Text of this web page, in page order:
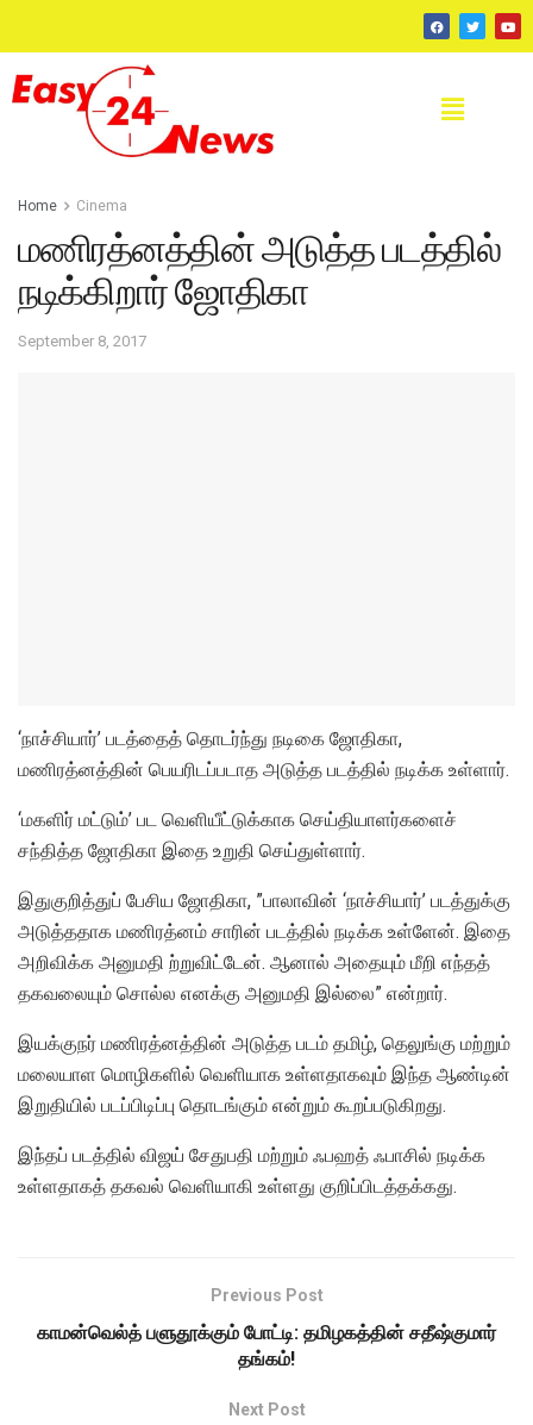
Home Cinema
மணிரத்னத்தின் அடுத்த படத்தில்
நடிக்கிறார் ஜோதிகா
September 8, 2017
‘நாச்சியார்’ படத்தைத் தொடர்ந்து நடிகை ஜோதிகா,
மணிரத்னத்தின் பெயரிடப்படாத அடுத்த படத்தில் நடிக்க உள்ளார்.
‘மகளிர் மட்டும்’ பட வெளியீட்டுக்காக செய்தியாளர்களைச்
சந்தித்த ஜோதிகா இதை உறுதி செய்துள்ளார்.
இதுகுறித்துப் பேசிய ஜோதிகா, ”பாலாவின் ‘நாச்சியார்’ படத்துக்கு
அடுத்ததாக மணிரத்னம் சாரின் படத்தில் நடிக்க உள்ளேன். இதை
அறிவிக்க அனுமதி ற்றுவிட்டேன். ஆனால் அதையும் மீறி எந்தத்
தகவலையும் சொல்ல எனக்கு அனுமதி இல்லை” என்றார்.
இயக்குநர் மணிரத்னத்தின் அடுத்த படம் தமிழ், தெலுங்கு மற்றும்
மலையாள மொழிகளில் வெளியாக உள்ளதாகவும் இந்த ஆண்டின்
இறுதியில் படப்பிடிப்பு தொடங்கும் என்றும் கூறப்படுகிறது.
இந்தப் படத்தில் விஜய் சேதுபதி மற்றும் ஃபஹத் ஃபாசில் நடிக்க
உள்ளதாகத் தகவல் வெளியாகி உள்ளது குறிப்பிடத்தக்கது.
Previous Post
காமன்வெல்த் பளுதூக்கும் போட்டி: தமிழகத்தின் சதீஷ்குமார்
தங்கம்!
Next Post